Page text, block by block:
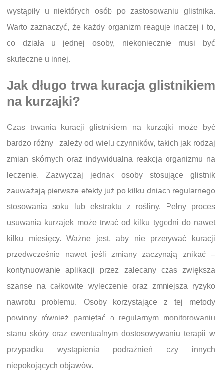
wystąpiły u niektórych osób po zastosowaniu glistnika.
Warto zaznaczyć, że każdy organizm reaguje inaczej i to,
co działa u jednej osoby, niekoniecznie musi być
skuteczne u innej.
Jak długo trwa kuracja glistnikiem
na kurzajki?
Czas trwania kuracji glistnikiem na kurzajki może być
bardzo różny i zależy od wielu czynników, takich jak rodzaj
zmian skórnych oraz indywidualna reakcja organizmu na
leczenie. Zazwyczaj jednak osoby stosujące glistnik
zauważają pierwsze efekty już po kilku dniach regularnego
stosowania soku lub ekstraktu z rośliny. Pełny proces
usuwania kurzajek może trwać od kilku tygodni do nawet
kilku miesięcy. Ważne jest, aby nie przerywać kuracji
przedwcześnie nawet jeśli zmiany zaczynają znikać –
kontynuowanie aplikacji przez zalecany czas zwiększa
szanse na całkowite wyleczenie oraz zmniejsza ryzyko
nawrotu problemu. Osoby korzystające z tej metody
powinny również pamiętać o regularnym monitorowaniu
stanu skóry oraz ewentualnym dostosowywaniu terapii w
przypadku wystąpienia podrażnień czy innych
niepokojących objawów.